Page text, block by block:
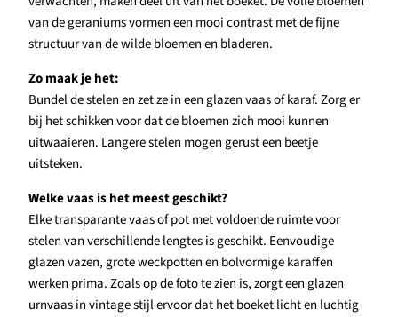
van de geraniums vormen een mooi contrast met de fijne
structuur van de wilde bloemen en bladeren.
Zo maak je het:
Bundel de stelen en zet ze in een glazen vaas of karaf. Zorg er
bij het schikken voor dat de bloemen zich mooi kunnen
uitwaaieren. Langere stelen mogen gerust een beetje
uitsteken.
Welke vaas is het meest geschikt?
Elke transparante vaas of pot met voldoende ruimte voor
stelen van verschillende lengtes is geschikt. Eenvoudige
glazen vazen, grote weckpotten en bolvormige karaffen
werken prima. Zoals op de foto te zien is, zorgt een glazen
urnvaas in vintage stijl ervoor dat het boeket licht en luchtig